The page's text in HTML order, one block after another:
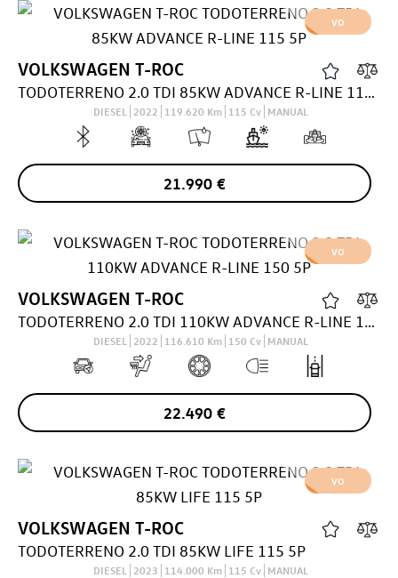
VO
VOLKSWAGEN T-ROC
TODOTERRENO 2.0 TDI 85KW ADVANCE R-LINE 115 5P
DIESEL 2022 119.620 Km 115 Cv MANUAL
21.990 €
VO
VOLKSWAGEN T-ROC
TODOTERRENO 2.0 TDI 110KW ADVANCE R-LINE 150 5P
DIESEL 2022 116.610 Km 150 Cv MANUAL
22.490 €
VO
VOLKSWAGEN T-ROC
TODOTERRENO 2.0 TDI 85KW LIFE 115 5P
DIESEL 2023 114.000 Km 115 Cv MANUAL